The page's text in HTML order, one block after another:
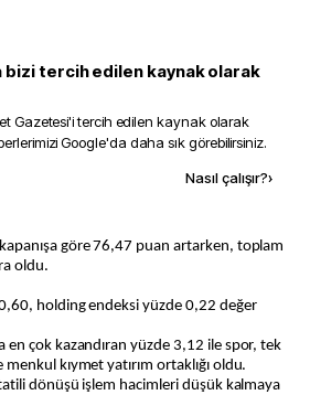
bizi tercih edilen kaynak olarak
Gazetesi'i tercih edilen kaynak olarak
Google'da daha sık görebilirsiniz.
Nasıl çalışır?›
oldu.
0,60, holding endeksi yüzde 0,22 değer
en çok kazandıran yüzde 3,12 ile spor, tek
kıymet yatırım ortaklığı oldu.
dönüşü işlem hacimleri düşük kalmaya